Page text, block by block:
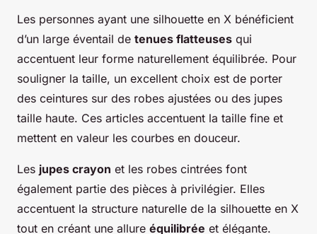
Les personnes ayant une silhouette en X bénéficient
d’un large éventail de tenues flatteuses qui
accentuent leur forme naturellement équilibrée. Pour
souligner la taille, un excellent choix est de porter
des ceintures sur des robes ajustées ou des jupes
taille haute. Ces articles accentuent la taille fine et
mettent en valeur les courbes en douceur.
Les jupes crayon et les robes cintrées font
également partie des pièces à privilégier. Elles
accentuent la structure naturelle de la silhouette en X
tout en créant une allure équilibrée et élégante.